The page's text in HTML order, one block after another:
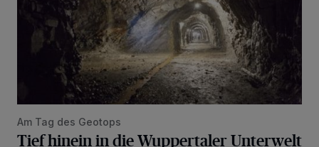
Am Tag des Geotops
Tief hinein in die Wuppertaler Unterwelt